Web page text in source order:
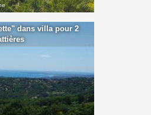
dans villa pour 2